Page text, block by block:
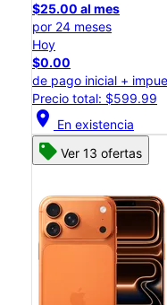
$25.00 al mes
por 24 meses
Hoy
$0.00
de pago inicial +
Precio total: $599.99
location_on En existencia
Ver 13 ofertas